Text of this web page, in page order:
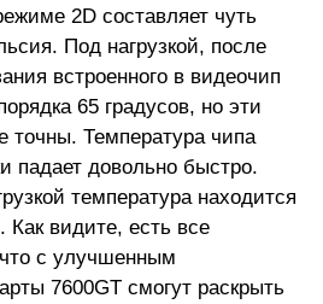
2D составляет чуть
Под нагрузкой, после
встроенного в видеочип
65 градусов, но эти
точны. Температура чипа
падает довольно быстро.
температура находится
Как видите, есть все
с улучшенным
7600GT смогут раскрыть